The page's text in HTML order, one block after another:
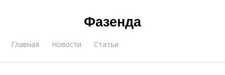
Фазенда
Главная Новости Статьи